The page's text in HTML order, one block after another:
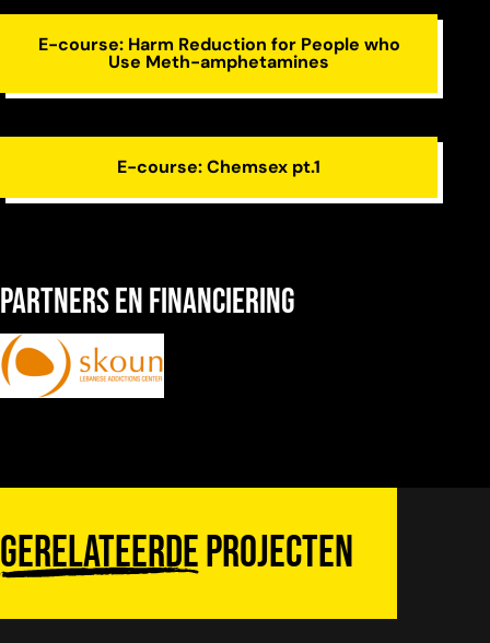
E-course: Harm Reduction for People who
Use Meth-amphetamines
E-course: Chemsex pt.1
partners en financiering
Gerelateerdeprojecten